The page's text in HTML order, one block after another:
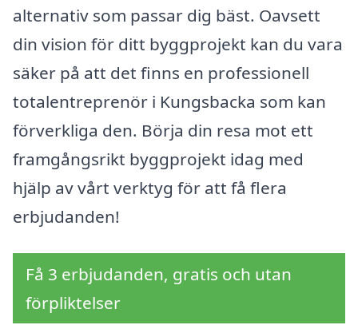
alternativ som passar dig bäst. Oavsett
din vision för ditt byggprojekt kan du vara
säker på att det finns en professionell
totalentreprenör i Kungsbacka som kan
förverkliga den. Börja din resa mot ett
framgångsrikt byggprojekt idag med
hjälp av vårt verktyg för att få flera
erbjudanden!
Få 3 erbjudanden, gratis och utan
förpliktelser